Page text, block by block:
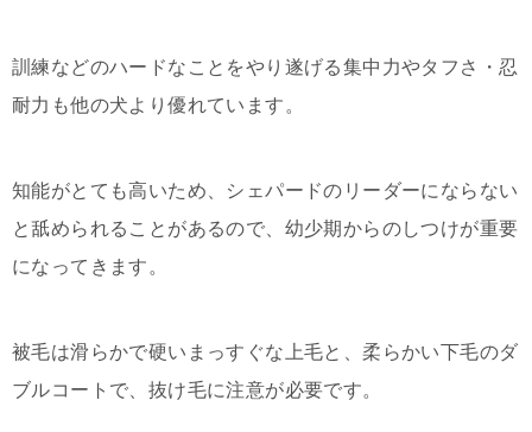
訓練などのハードなことをやり遂げる集中力やタフさ・忍
耐力も他の犬より優れています。
知能がとても高いため、シェパードのリーダーにならない
と舐められることがあるので、幼少期からのしつけが重要
になってきます。
被毛は滑らかで硬いまっすぐな上毛と、柔らかい下毛のダ
ブルコートで、抜け毛に注意が必要です。